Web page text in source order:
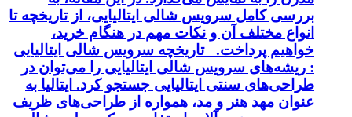
بررسی کامل سرویس شالی ایتالیایی، از تاریخچه تا
انواع مختلف آن و نکات مهم در هنگام خرید،
خواهیم پرداخت. تاریخچه سرویس شالی ایتالیایی
: ریشه‌های سرویس شالی ایتالیایی را می‌توان در
طراحی‌های سنتی ایتالیایی جستجو کرد. ایتالیا به
عنوان مهد هنر و مد، همواره از طراحی‌های ظریف